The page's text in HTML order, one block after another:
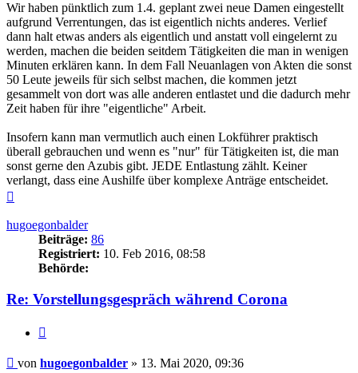
Wir haben pünktlich zum 1.4. geplant zwei neue Damen eingestellt
aufgrund Verrentungen, das ist eigentlich nichts anderes. Verlief
dann halt etwas anders als eigentlich und anstatt voll eingelernt zu
werden, machen die beiden seitdem Tätigkeiten die man in wenigen
Minuten erklären kann. In dem Fall Neuanlagen von Akten die sonst
50 Leute jeweils für sich selbst machen, die kommen jetzt
gesammelt von dort was alle anderen entlastet und die dadurch mehr
Zeit haben für ihre "eigentliche" Arbeit.
Insofern kann man vermutlich auch einen Lokführer praktisch
überall gebrauchen und wenn es "nur" für Tätigkeiten ist, die man
sonst gerne den Azubis gibt. JEDE Entlastung zählt. Keiner
verlangt, dass eine Aushilfe über komplexe Anträge entscheidet.
hugoegonbalder
Beiträge: 86
Registriert: 10. Feb 2016, 08:58
Behörde:
Re: Vorstellungsgespräch während Corona
Beitrag
von hugoegonbalder » 13. Mai 2020, 09:36